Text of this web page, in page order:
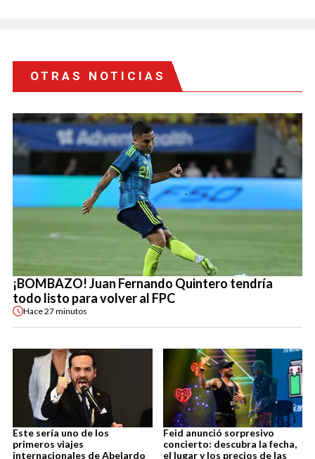
OTRAS NOTICIAS
¡BOMBAZO! Juan Fernando Quintero tendría
todo listo para volver al FPC
Hace27 minutos
Este sería uno de los
primeros viajes
internacionales de Abelardo
Feid anunció sorpresivo
concierto: descubra la fecha,
el lugar y los precios de las